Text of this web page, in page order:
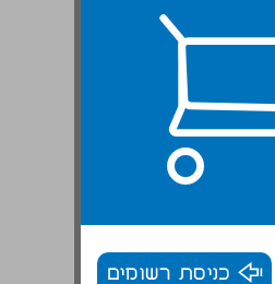
כניסת רשומים